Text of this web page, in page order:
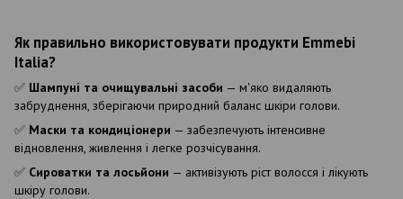
Як правильно використовувати продукти Emmebi
Italia?
✅ Шампуні та очищувальні засоби — м'яко видаляють
забруднення, зберігаючи природний баланс шкіри голови.
✅ Маски та кондиціонери — забезпечують інтенсивне
відновлення, живлення і легке розчісування.
✅ Сироватки та лосьйони — активізують ріст волосся і лікують
шкіру голови.